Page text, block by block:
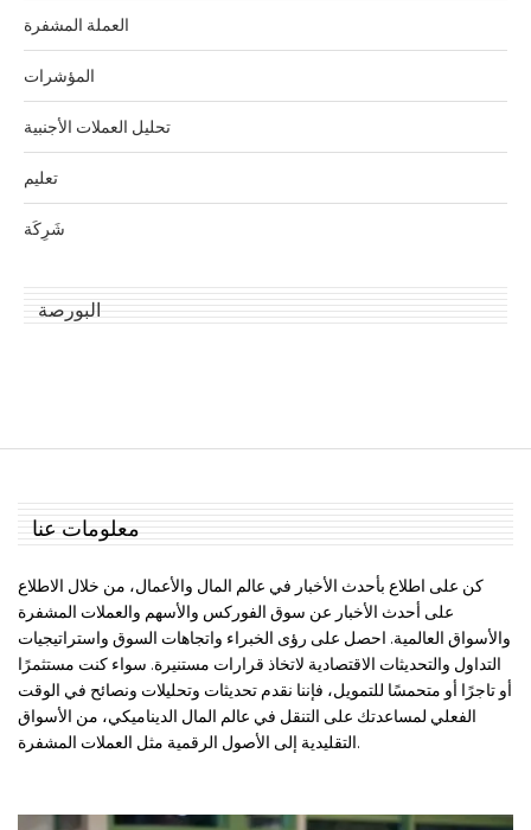
العملة المشفرة
المؤشرات
تحليل العملات الأجنبية
تعليم
شَرِكَة
البورصة
معلومات عنا
كن على اطلاع بأحدث الأخبار في عالم المال والأعمال، من خلال الاطلاع
على أحدث الأخبار عن سوق الفوركس والأسهم والعملات المشفرة
والأسواق العالمية. احصل على رؤى الخبراء واتجاهات السوق واستراتيجيات
التداول والتحديثات الاقتصادية لاتخاذ قرارات مستنيرة. سواء كنت مستثمرًا
أو تاجرًا أو متحمسًا للتمويل، فإننا نقدم تحديثات وتحليلات ونصائح في الوقت
الفعلي لمساعدتك على التنقل في عالم المال الديناميكي، من الأسواق
التقليدية إلى الأصول الرقمية مثل العملات المشفرة.